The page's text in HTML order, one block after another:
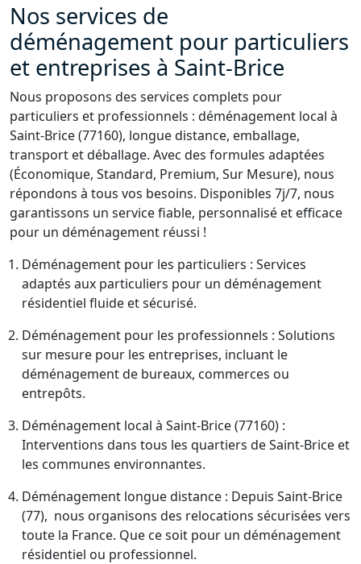
Nos services de
déménagement pour particuliers
et entreprises à Saint-Brice
Nous proposons des services complets pour
particuliers et professionnels : déménagement local à
Saint-Brice (77160), longue distance, emballage,
transport et déballage. Avec des formules adaptées
(Économique, Standard, Premium, Sur Mesure), nous
répondons à tous vos besoins. Disponibles 7j/7, nous
garantissons un service fiable, personnalisé et efficace
pour un déménagement réussi !
Déménagement pour les particuliers : Services
adaptés aux particuliers pour un déménagement
résidentiel fluide et sécurisé.
Déménagement pour les professionnels : Solutions
sur mesure pour les entreprises, incluant le
déménagement de bureaux, commerces ou
entrepôts.
Déménagement local à Saint-Brice (77160) :
Interventions dans tous les quartiers de Saint-Brice et
les communes environnantes.
Déménagement longue distance : Depuis Saint-Brice
(77), nous organisons des relocations sécurisées vers
toute la France. Que ce soit pour un déménagement
résidentiel ou professionnel.